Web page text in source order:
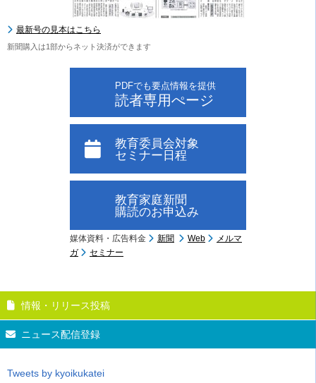
最新号の見本はこちら
新聞購入は1部からネット決済ができます
PDFでも要点情報を提供
読者専用ぺージ
教育委員会対象
セミナー日程
教育家庭新聞
購読のお申込み
媒体資料・広告料金 新聞 Web
メルマ
ガ
セミナー
情報・リリース投稿
ニュース配信登録
Tweets by kyoikukatei